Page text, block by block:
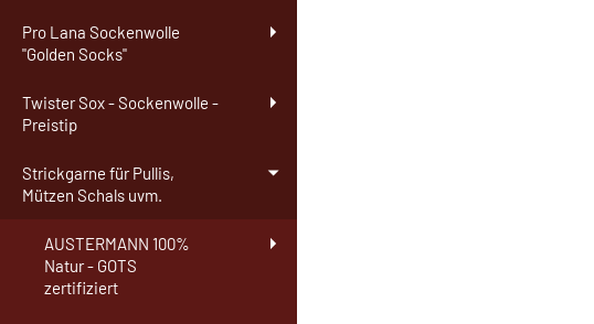
Pro Lana Sockenwolle
"Golden Socks"
Twister Sox - Sockenwolle -
Preistip
Strickgarne für Pullis,
Mützen Schals uvm.
AUSTERMANN 100%
Natur - GOTS
zertifiziert